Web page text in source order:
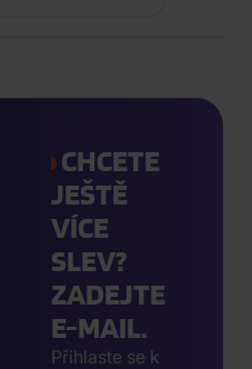
CHCETE
JEŠTĚ
VÍCE
SLEV?
ZADEJTE
E-MAIL.
Přihlaste se k